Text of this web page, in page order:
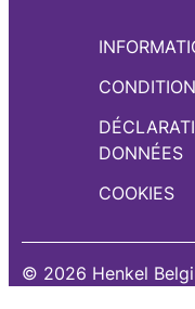
DONNÉES
COOKIES
© 2026 Henkel